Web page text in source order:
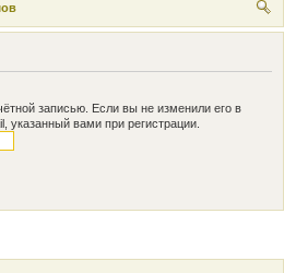
ои
записью. Если вы не изменили его в
указанный вами при регистрации.